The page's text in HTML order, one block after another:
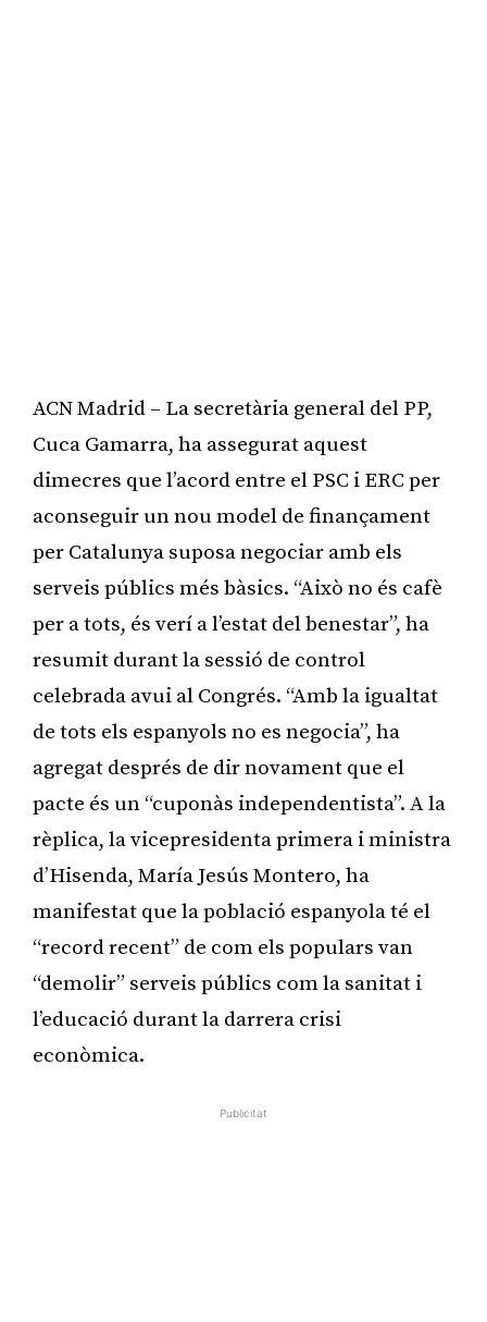
ACN Madrid – La secretària general del PP,
Cuca Gamarra, ha assegurat aquest
dimecres que l’acord entre el PSC i ERC per
aconseguir un nou model de finançament
per Catalunya suposa negociar amb els
serveis públics més bàsics. “Això no és cafè
per a tots, és verí a l’estat del benestar”, ha
resumit durant la sessió de control
celebrada avui al Congrés. “Amb la igualtat
de tots els espanyols no es negocia”, ha
agregat després de dir novament que el
pacte és un “cuponàs independentista”. A la
rèplica, la vicepresidenta primera i ministra
d’Hisenda, María Jesús Montero, ha
manifestat que la població espanyola té el
“record recent” de com els populars van
“demolir” serveis públics com la sanitat i
l’educació durant la darrera crisi
econòmica.
Publicitat